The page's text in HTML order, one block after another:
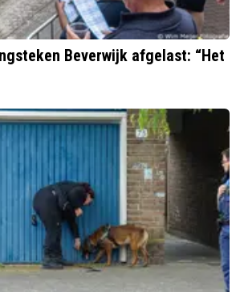
Beverwijk afgelast: “Het